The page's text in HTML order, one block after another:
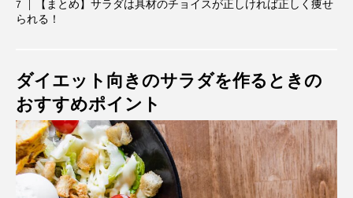
【まとめ】サラダは具材のチョイスが正しければ正しく痩せ
られる！
ダイエット向きのサラダを作るときの
おすすめポイント